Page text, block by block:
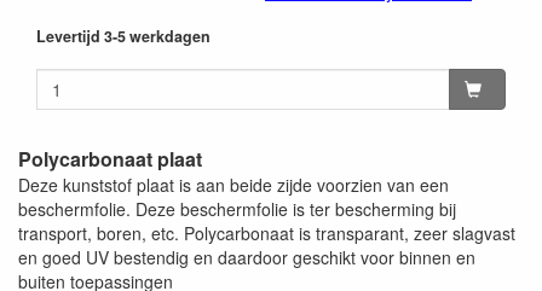
Levertijd 3-5 werkdagen
Polycarbonaat plaat
Deze kunststof plaat is aan beide zijde voorzien van een
beschermfolie. Deze beschermfolie is ter bescherming bij
transport, boren, etc. Polycarbonaat is transparant, zeer slagvast
en goed UV bestendig en daardoor geschikt voor binnen en
buiten toepassingen